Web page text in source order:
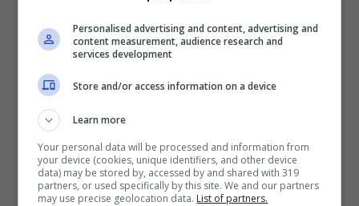
Personalised advertising and content, advertising and
content measurement, audience research and
services development
Store and/or access information on a device
Learn more
Your personal data will be processed and information from
your device (cookies, unique identifiers, and other device
data) may be stored by, accessed by and shared with 319
partners, or used specifically by this site. We and our partners
may use precise geolocation data. List of partners.